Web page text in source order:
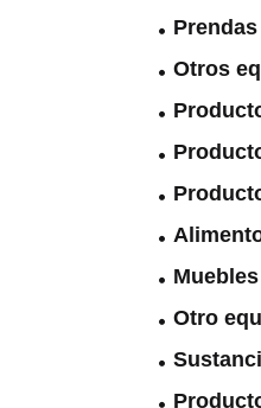
Otros
Otro